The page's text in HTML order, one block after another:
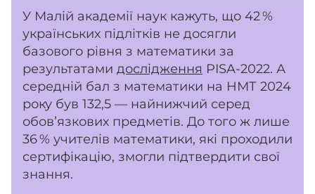
У Малій академії наук кажуть, що 42 %
українських підлітків не досягли
базового рівня з математики за
результатами дослідження PISA-2022. А
середній бал з математики на НМТ 2024
року був 132,5 — найнижчий серед
обовʼязкових предметів. До того ж лише
36 % учителів математики, які проходили
сертифікацію, змогли підтвердити свої
знання.